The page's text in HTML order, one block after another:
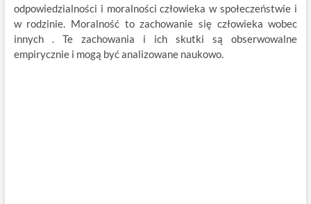
odpowiedzialności i moralności człowieka w społeczeństwie i
w rodzinie. Moralność to zachowanie się człowieka wobec
innych . Te zachowania i ich skutki są obserwowalne
empirycznie i mogą być analizowane naukowo.